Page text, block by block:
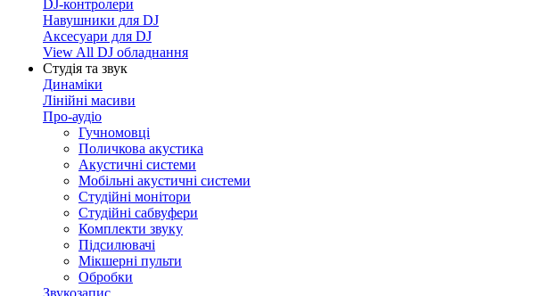
DJ-контролери
Навушники для DJ
Аксесуари для DJ
View All DJ обладнання
Студія та звук
Динаміки
Лінійні масиви
Про-аудіо
Гучномовці
Поличкова акустика
Акустичні системи
Мобільні акустичні системи
Студійні монітори
Студійні сабвуфери
Комплекти звуку
Підсилювачі
Мікшерні пульти
Обробки
Звукозапис